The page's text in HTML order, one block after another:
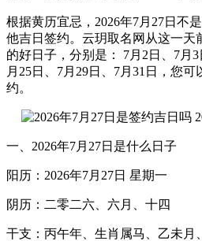
根据黄历宜忌，2026年7月27日不
他吉日签约。云玥取名网从这一天
的好日子，分别是： 7月2日、7月
月25日、7月29日、7月31日，您
约。
一、2026年7月27日是什么日子
阳历：2026年7月27日 星期一
阴历：二零二六、六月、十四
干支：丙午年、生肖属马、乙未月